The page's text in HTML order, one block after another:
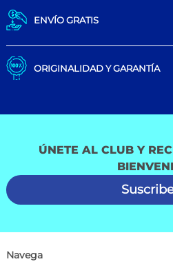
ENVÍO GRATIS
ORIGINALIDAD Y GARANTÍA
ÚNETE AL CLUB Y
Navega